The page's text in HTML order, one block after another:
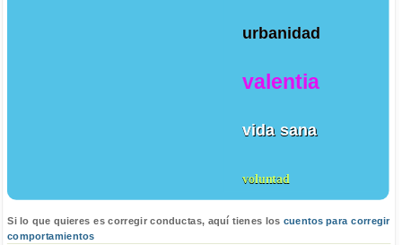
urbanidad
valentia
vida sana
voluntad
Si lo que quieres es corregir conductas, aquí tienes los cuentos para corregir
comportamientos